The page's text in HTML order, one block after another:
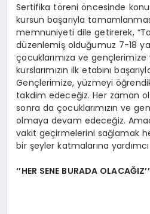
Sertifika töreni öncesinde
kursun başarıyla
memnuniyeti dile getirerek,
düzenlemiş olduğumuz 7-18
çocuklarımıza ve
kurslarımızın ilk etabını
Gençlerimize, yüzmeyi
takdim edeceğiz. Her zaman
sonra da çocuklarımızın ve
olmaya devam edeceğiz.
vakit geçirmelerini sağlamak
bir şeyler katmalarına yardımcı
‘’HER SENE BURADA OLACAĞIZ’’